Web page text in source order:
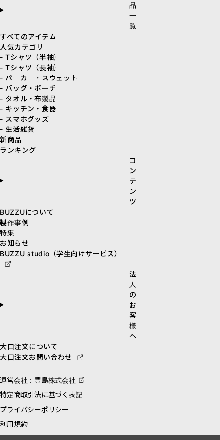
品
一
覧
すべてのアイテム
人気カテゴリ
- Tシャツ（半袖）
- Tシャツ（長袖）
- パーカー・スウェット
- バッグ・ポーチ
- タオル・布製品
- キッチン・食器
- スマホグッズ
- 生活雑貨
新商品
ランキング
コ
ン
テ
ン
ツ
BUZZUについて
製作事例
特集
お知らせ
BUZZU studio（学生向けサービス）
法
人
の
お
客
様
へ
大口注文について
大口注文お問い合わせ
運営会社：豊島株式会社
特定商取引法に基づく表記
プライバシーポリシー
利用規約